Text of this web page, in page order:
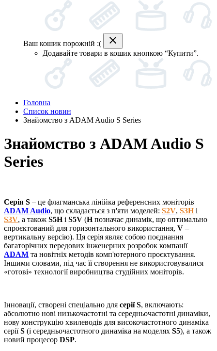
Ваш кошик порожній :(
Додавайте товари в кошик кнопкою “Купити”.
Головна
Список новин
Знайомство з ADAM Audio S Series
Знайомство з ADAM Audio S
Series
Серія S – це флагманська лінійка референсних моніторів
ADAM Audio, що складається з п'яти моделей: S2V, S3Hі
S3V, а також S5Hі S5V (Hпозначає динамік, що оптимально
спроєктований для горизонтального використання, V –
вертикальну версію). Ця серія являє собою поєднання
багаторічних передових інженерних розробок компанії
ADAM та новітніх методів комп'ютерного проєктування.
Іншими словами, під час її створення не використовувалися
«готові» технології виробництва студійних моніторів.
Інновації, створені спеціально для серії S, включають:
абсолютно нові низькочастотні та середньочастотні динаміки,
нову конструкцію хвилеводів для високочастотного динаміка
серіїS (і середньочастотного динаміка на моделях S5), а також
новий процесор DSP.